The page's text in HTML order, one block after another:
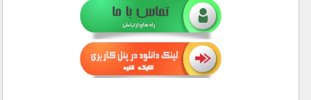
مسابقات / ورزشی
مستند های اختصاصی
کی لینک دانلود برام ارسال میشه ؟